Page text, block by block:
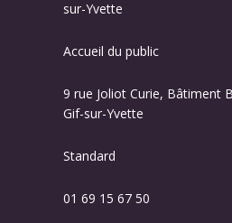
sur-Yvette
Accueil du public
9 rue Joliot Curie, Bâtiment
Gif-sur-Yvette
Standard
01 69 15 67 50